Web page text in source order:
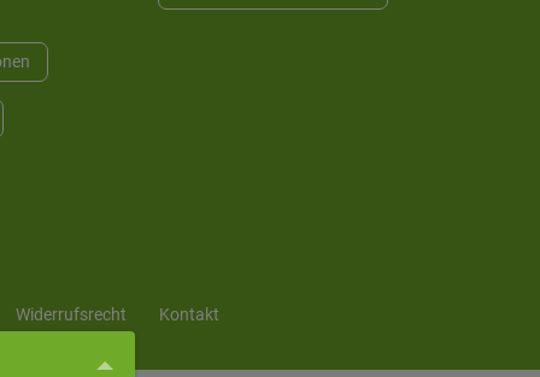
Widerrufs­recht Kontakt